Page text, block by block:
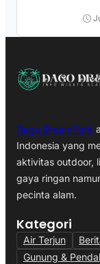
Dago DreamPark
Indonesia yang
aktivitas outdoor,
gaya ringan
pecinta alam.
Kategori
Air Terjun
Gunung &